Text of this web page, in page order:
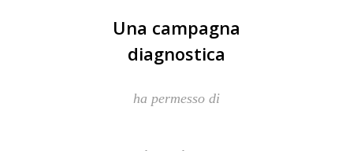
Una campagna
diagnostica
ha permesso di